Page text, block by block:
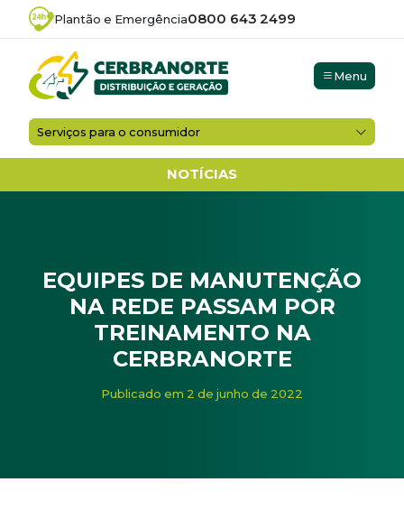
Plantão e Emergência0800 643 2499
Menu
Serviços para o consumidor
NOTÍCIAS
EQUIPES DE MANUTENÇÃO
NA REDE PASSAM POR
TREINAMENTO NA
CERBRANORTE
Treinamentos Equipes de manutenção na
Publicado em 2 de junho de 2022